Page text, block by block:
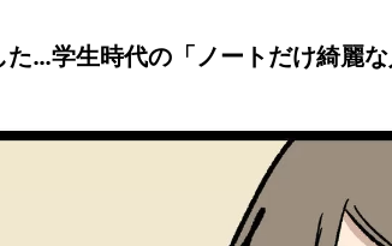
…学生時代の「ノートだけ綺麗